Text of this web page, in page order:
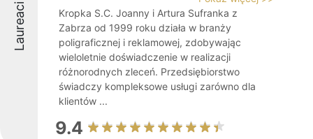
Laureaci
Kropka S.C. Joanny i Artura Sufranka z
Zabrza od 1999 roku działa w branży
poligraficznej i reklamowej, zdobywając
wieloletnie doświadczenie w realizacji
różnorodnych zleceń. Przedsiębiorstwo
świadczy kompleksowe usługi zarówno dla
klientów ...
9.4